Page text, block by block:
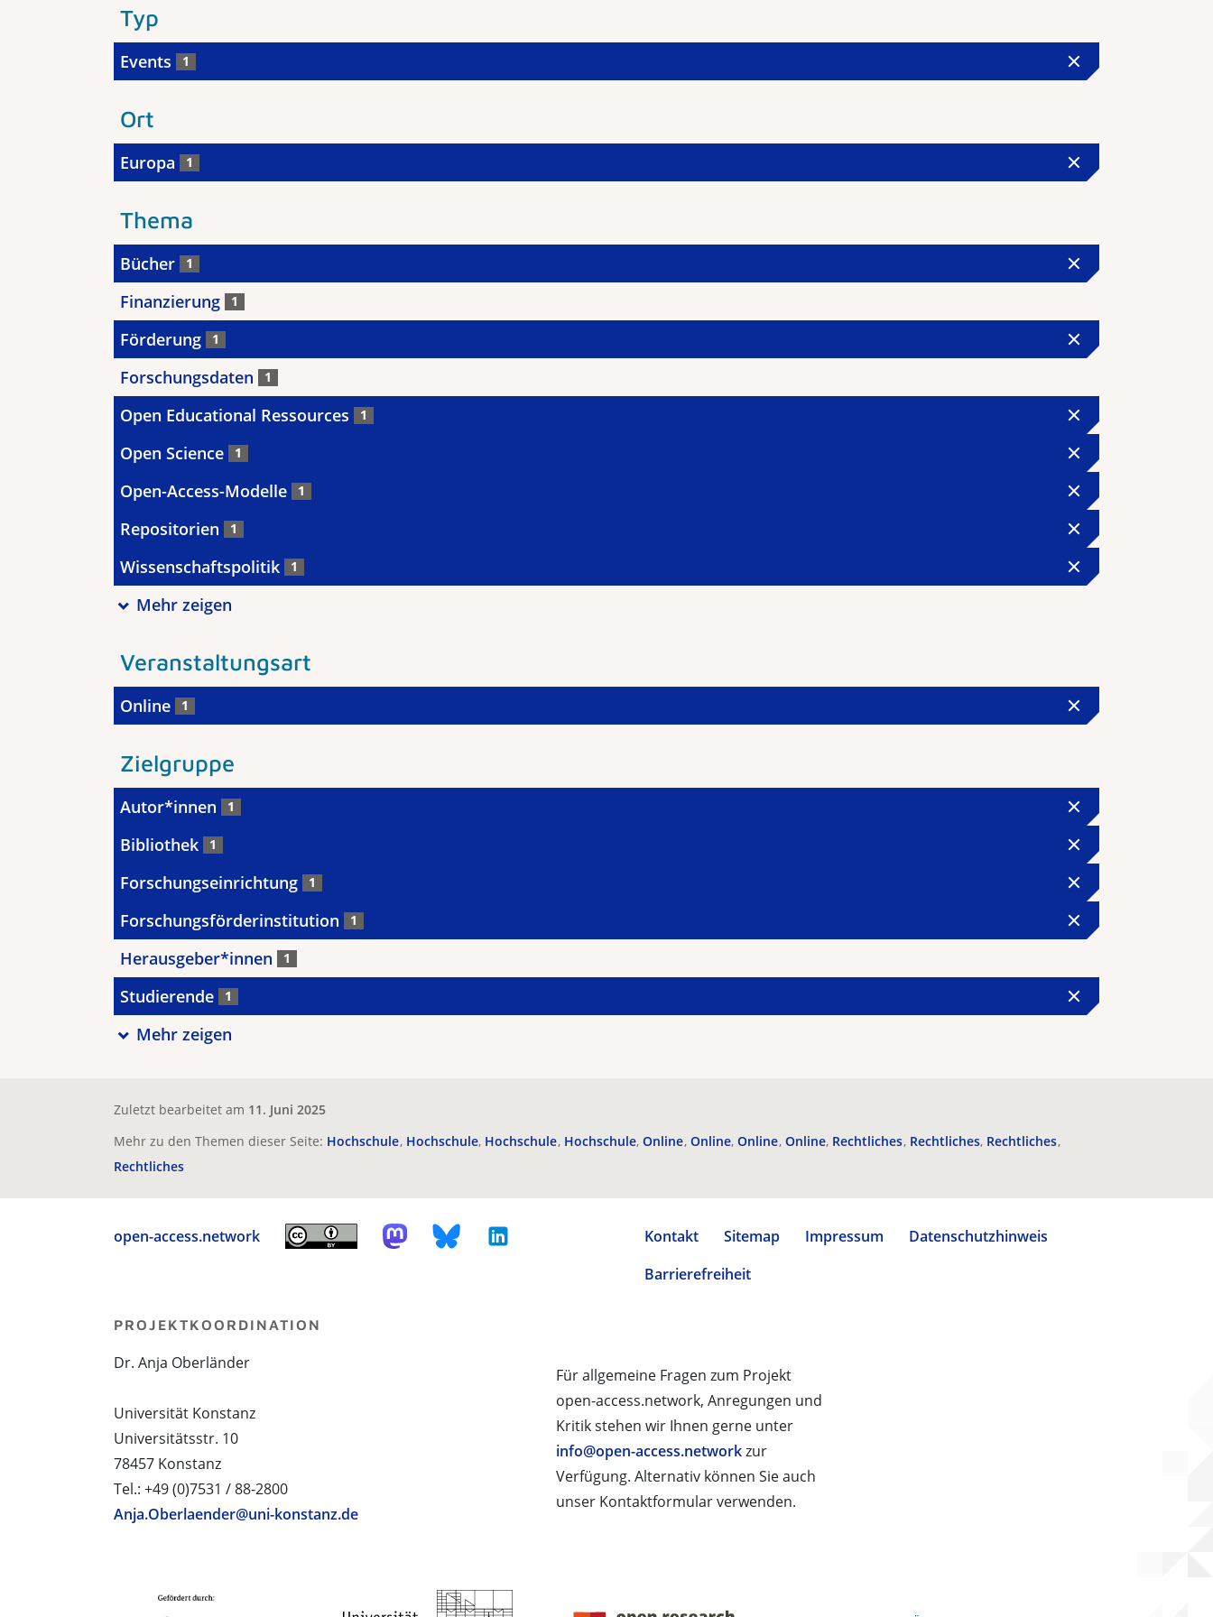
Typ
Events 1
Ort
Europa 1
Thema
Bücher 1
Finanzierung 1
Förderung 1
Forschungsdaten 1
Open Educational Ressources 1
Open Science 1
Open-Access-Modelle 1
Repositorien 1
Wissenschaftspolitik 1
Mehr zeigen
Veranstaltungsart
Online 1
Zielgruppe
Autor*innen 1
Bibliothek 1
Forschungseinrichtung 1
Forschungsförderinstitution 1
Herausgeber*innen 1
Studierende 1
Mehr zeigen
Zuletzt bearbeitet am 11. Juni 2025
Mehr zu den Themen dieser Seite: Hochschule Hochschule Hochschule Hochschule Online Online Online Online Rechtliches Rechtliches Rechtliches
Rechtliches
open-access.network Kontakt Sitemap Impressum
Datenschutzhinweis
Barrierefreiheit
Für allgemeine Fragen zum Projekt
open-access.network, Anregungen und
Kritik stehen wir Ihnen gerne unter
info@open-access.networkzur
Verfügung. Alternativ können Sie auch
unser Kontaktformular verwenden.
PROJEKTKOORDINATION
Dr. Anja Oberländer
Universität Konstanz
Universitätsstr. 10
78457 Konstanz
Tel.: +49 (0)7531 / 88-2800
Anja.Oberlaender@uni-konstanz.de